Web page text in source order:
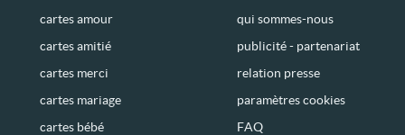
cartes amour
cartes amitié
cartes merci
cartes mariage
cartes bébé
qui sommes-nous
publicité - partenariat
relation presse
paramètres cookies
FAQ